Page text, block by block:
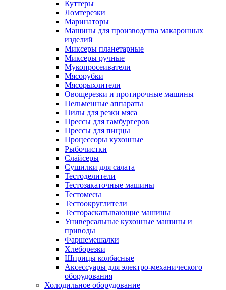
Куттеры
Ломтерезки
Маринаторы
Машины для производства макаронных
изделий
Миксеры планетарные
Миксеры ручные
Мукопросеиватели
Мясорубки
Мясорыхлители
Овощерезки и протирочные машины
Пельменные аппараты
Пилы для резки мяса
Прессы для гамбургеров
Прессы для пиццы
Процессоры кухонные
Рыбочистки
Слайсеры
Сушилки для салата
Тестоделители
Тестозакаточные машины
Тестомесы
Тестоокруглители
Тестораскатывающие машины
Универсальные кухонные машины и
приводы
Фаршемешалки
Хлеборезки
Шприцы колбасные
Аксессуары для электро-механического
оборудования
Холодильное оборудование